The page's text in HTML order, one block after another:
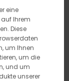
eine
Ihrem
Diese
um Ihnen
um die
und um
unserer